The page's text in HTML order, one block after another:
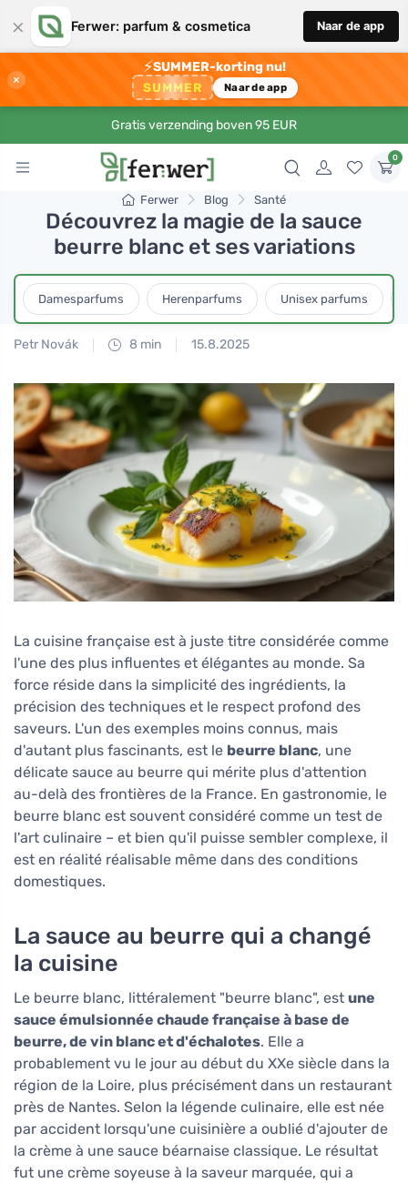
× Ferwer: parfum & cosmetica Naar de app
×
⚡SUMMER-korting nu!
SUMMER Naar de app
Gratis verzending boven 95 EUR
0
Ferwer Blog Santé
Découvrez la magie de la sauce
beurre blanc et ses variations
Damesparfums Herenparfums Unisex parfums
Petr Novák 8 min 15.8.2025
La cuisine française est à juste titre considérée comme
l'une des plus influentes et élégantes au monde. Sa
force réside dans la simplicité des ingrédients, la
précision des techniques et le respect profond des
saveurs. L'un des exemples moins connus, mais
d'autant plus fascinants, est le beurre blanc, une
délicate sauce au beurre qui mérite plus d'attention
au-delà des frontières de la France. En gastronomie, le
beurre blanc est souvent considéré comme un test de
l'art culinaire – et bien qu'il puisse sembler complexe, il
est en réalité réalisable même dans des conditions
domestiques.
La sauce au beurre qui a changé
la cuisine
Le beurre blanc, littéralement "beurre blanc", est une
sauce émulsionnée chaude française à base de
beurre, de vin blanc et d'échalotes. Elle a
probablement vu le jour au début du XXe siècle dans la
région de la Loire, plus précisément dans un restaurant
près de Nantes. Selon la légende culinaire, elle est née
par accident lorsqu'une cuisinière a oublié d'ajouter de
la crème à une sauce béarnaise classique. Le résultat
fut une crème soyeuse à la saveur marquée, qui a